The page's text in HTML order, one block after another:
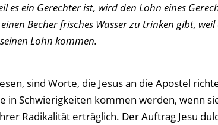
es ein Gerechter ist, wird den Lohn eines
Becher frisches Wasser zu trinken gibt, weil
Lohn kommen.
sind Worte, die Jesus an die Apostel
in Schwierigkeiten kommen werden, wenn
Radikalität erträglich. Der Auftrag Jesu